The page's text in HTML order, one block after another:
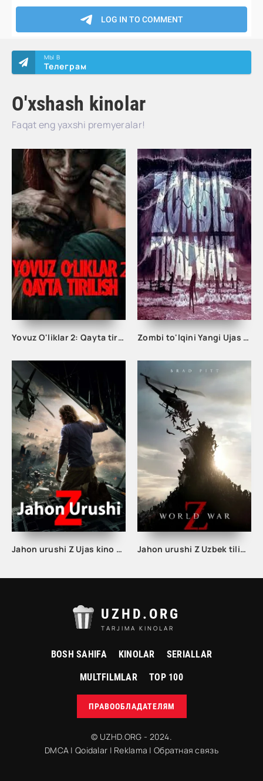
O'xshash kinolar
Faqat eng yaxshi premyeralar!
МЫ В
Телеграм
Yovuz O'liklar 2: Qayta tirilish Qo'rqinchli Va Daxshatli Ujas zombi kino Uzbek tilida 2023 Tarjima kino Zombi to'lqini Yangi Ujas kino 2023 Uzbek tilida O'zbekcha tarjima ujis kino hd skachat
Jahon urushi Z Ujas kino Uzbek tilida 2013 O'zbekcha Ujis Zombi Tarjima Film Jahon urushi Z Uzbek tilida 2023 Tarjima Ujas kino O'zbek tilida Ujis zombi film Full HD
UZHD.ORG
TARJIMA KINOLAR
BOSH SAHIFA KINOLAR SERIALLAR
MULTFILMLAR TOP 100
ПРАВООБЛАДАТЕЛЯМ
© UZHD.ORG - 2024.
DMCA |Qoidalar | Reklama | Обратная связь